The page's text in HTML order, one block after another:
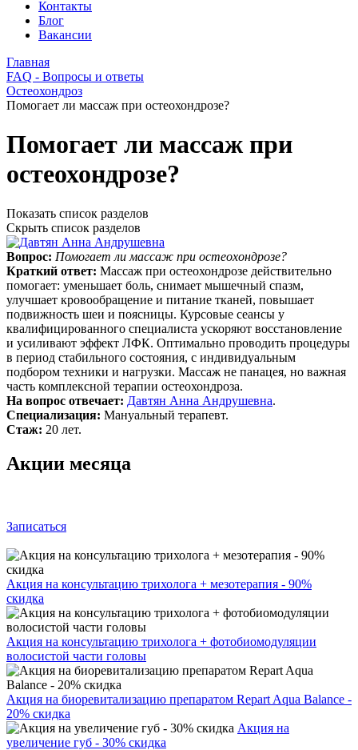
Контакты
Блог
Вакансии
Главная
FAQ - Вопросы и ответы
Остеохондроз
Помогает ли массаж при остеохондрозе?
Помогает ли массаж при
остеохондрозе?
Показать список разделов
Скрыть список разделов
Вопрос: Помогает ли массаж при остеохондрозе?
Краткий ответ: Массаж при остеохондрозе действительно
помогает: уменьшает боль, снимает мышечный спазм,
улучшает кровообращение и питание тканей, повышает
подвижность шеи и поясницы. Курсовые сеансы у
квалифицированного специалиста ускоряют восстановление
и усиливают эффект ЛФК. Оптимально проводить процедуры
в период стабильного состояния, с индивидуальным
подбором техники и нагрузки. Массаж не панацея, но важная
часть комплексной терапии остеохондроза.
На вопрос отвечает: Давтян Анна Андрушевна.
Специализация: Мануальный терапевт.
Стаж: 20 лет.
Акции месяца
Записаться
Акция на консультацию трихолога + мезотерапия - 90%
скидка
Акция на консультацию трихолога + фотобиомодуляции
волосистой части головы
Акция на биоревитализацию препаратом Repart Aqua Balance -
20% скидка
Акция на
увеличение губ - 30% скидка